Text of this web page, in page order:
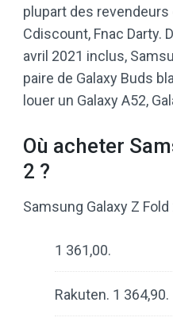
plupart des
Cdiscount, Fnac Darty.
avril 2021 inclus,
paire de Galaxy Buds
louer un Galaxy A52,
Où acheter
2 ?
Samsung Galaxy Z
1 361,00.
Rakuten. 1 364,90.